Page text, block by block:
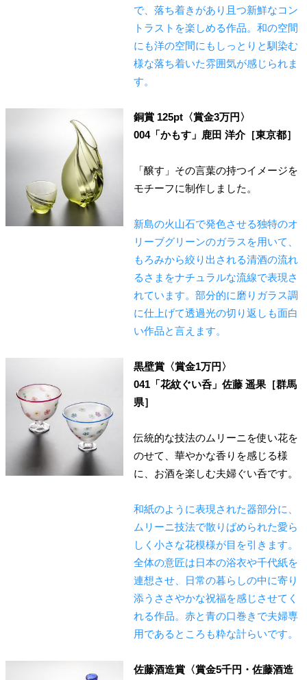
で、落ち着きがあり且つ新鮮なコン
トラストを楽しめる作品。和の空間
にも洋の空間にもしっとりと馴染む
様な落ち着いた雰囲気が感じられま
す。
銅賞 125pt〈賞金3万円〉
004「かもす」鹿田 洋介［東京都］
「醸す」その言葉の持つイメージを
モチーフに制作しました。
新島の火山石で発色させる独特のオ
リーブグリーンのガラスを用いて、
もろみから絞り出される清酒の流れ
るさまをナチュラルな流線で表現さ
れています。部分的に磨りガラス調
に仕上げて透過光の切り返しも面白
い作品と言えます。
黒壁賞〈賞金1万円〉
041「花紋ぐい呑」佐藤 遥果［群馬
県］
伝統的な技法のムリーニを使い花を
のせて、華やかな香りを感じる様
に、お酒を楽しむ夫婦ぐい呑です。
和紙のように表現された器部分に、
ムリーニ技法で散りばめられた愛ら
しく小さな花模様が目を引きます。
全体の意匠は日本の浴衣や千代紙を
連想させ、日常の暮らしの中に寄り
添うささやかな祝福を感じさせてく
れる作品。赤と青の口巻きで夫婦専
用であるところも粋な計らいです。
佐藤酒造賞〈賞金5千円・佐藤酒造